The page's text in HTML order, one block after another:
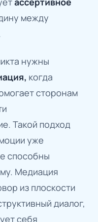
между
нужны
когда
сторонам
Такой подход
уже
способны
Медиация
из плоскости
диалог,
себя